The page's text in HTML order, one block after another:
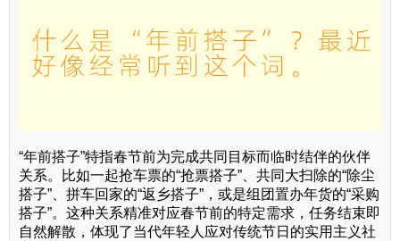
“年前搭子”特指春节前为完成共同目标而临时结伴的伙伴
关系。比如一起抢车票的“抢票搭子”、共同大扫除的“除尘
搭子”、拼车回家的“返乡搭子”，或是组团置办年货的“采购
搭子”。这种关系精准对应春节前的特定需求，任务结束即
自然解散，体现了当代年轻人应对传统节日的实用主义社